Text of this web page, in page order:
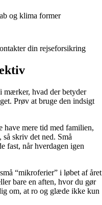
og klima former
din rejseforsikring
hvad der betyder
Prøv at bruge den indsigt
mere tid med familien,
skriv det ned. Små
fast, når hverdagen igen
“mikroferier” i løbet af året
bare en aften, hvor du gør
om, at ro og glæde ikke kun